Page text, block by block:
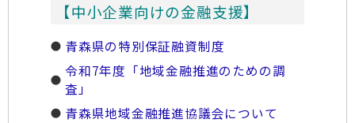
【中小企業向けの金融支援】
青森県の特別保証融資制度
令和7年度「地域金融推進のための調
査」
青森県地域金融推進協議会について